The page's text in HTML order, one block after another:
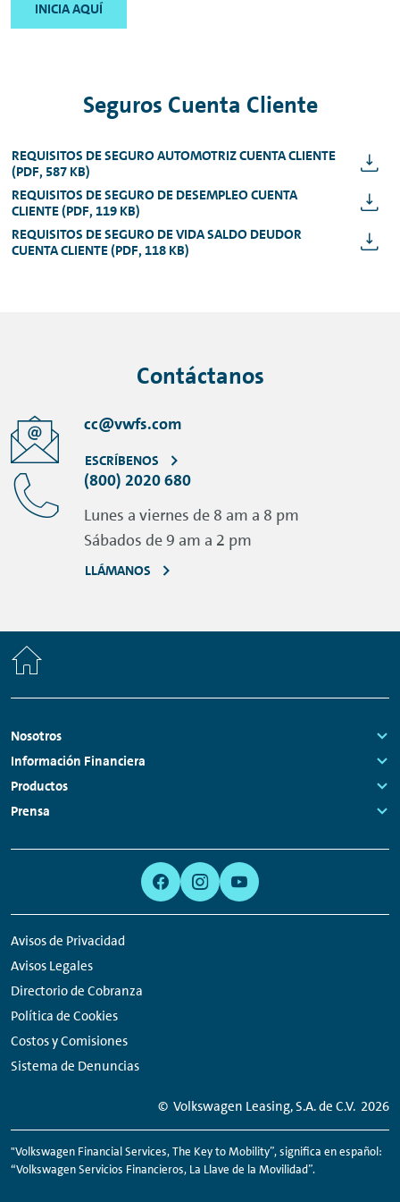
INICIA AQUÍ
Seguros Cuenta Cliente
REQUISITOS DE SEGURO AUTOMOTRIZ CUENTA CLIENTE
(PDF, 587 KB)
REQUISITOS DE SEGURO DE DESEMPLEO CUENTA
CLIENTE (PDF, 119 KB)
REQUISITOS DE SEGURO DE VIDA SALDO DEUDOR
CUENTA CLIENTE (PDF, 118 KB)
Contáctanos
cc@vwfs.com
ESCRÍBENOS
(800) 2020 680
Lunes a viernes de 8 am a 8 pm
Sábados de 9 am a 2 pm
LLÁMANOS
Footer
Navigation
Nosotros
Links:
Información Financiera
Links:
Productos
Links:
Prensa
Avisos de Privacidad
Avisos Legales
Directorio de Cobranza
Política de Cookies
Costos y Comisiones
Sistema de Denuncias
Network
Links
© Volkswagen Leasing, S.A. de C.V. 2026
"Volkswagen Financial Services, The Key to Mobility”, significa en español:
“Volkswagen Servicios Financieros, La Llave de la Movilidad”.